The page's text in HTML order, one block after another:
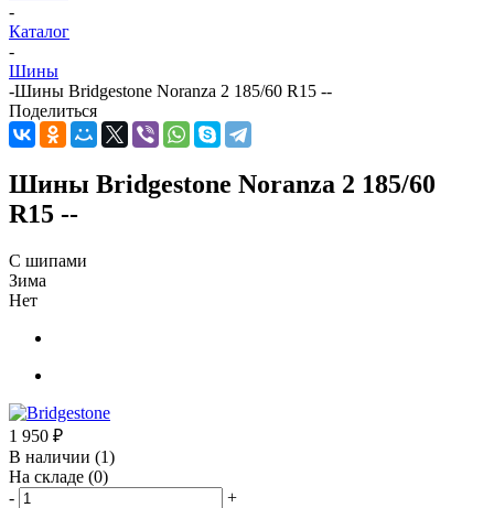
-
Каталог
-
Шины
-Шины Bridgestone Noranza 2 185/60 R15 --
Поделиться
Шины Bridgestone Noranza 2 185/60
R15 --
С шипами
Зима
Нет
1 950 ₽
В наличии (1)
На складе (0)
-
+